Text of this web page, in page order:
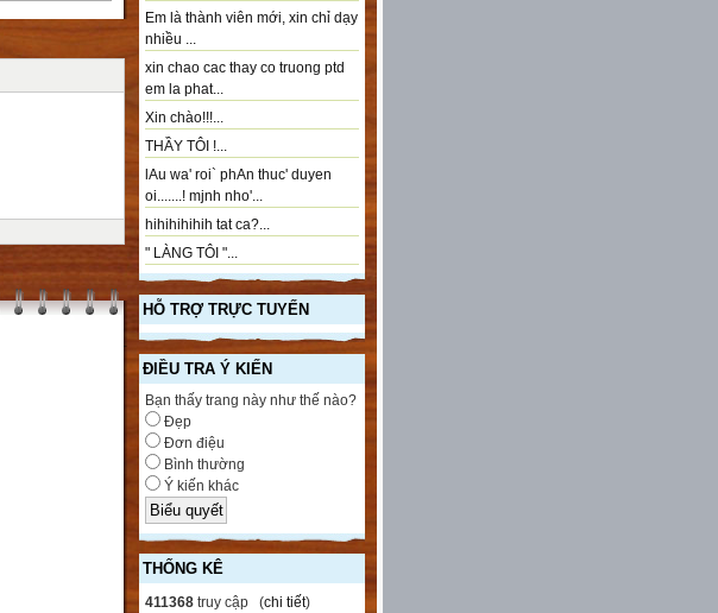
Em là thành viên mới, xin chỉ dạy
nhiều ...
xin chao cac thay co truong ptd
em la phat...
Xin chào!!!...
THẦY TÔI !...
lAu wa' roi` phAn thuc' duyen
oi.......! mjnh nho'...
hihihihihih tat ca?...
" LÀNG TÔI "...
HỖ TRỢ TRỰC TUYẾN
ĐIỀU TRA Ý KIẾN
Bạn thấy trang này như thế nào?
Đẹp
Đơn điệu
Bình thường
Ý kiến khác
THỐNG KÊ
411368 truy cập (chi tiết)